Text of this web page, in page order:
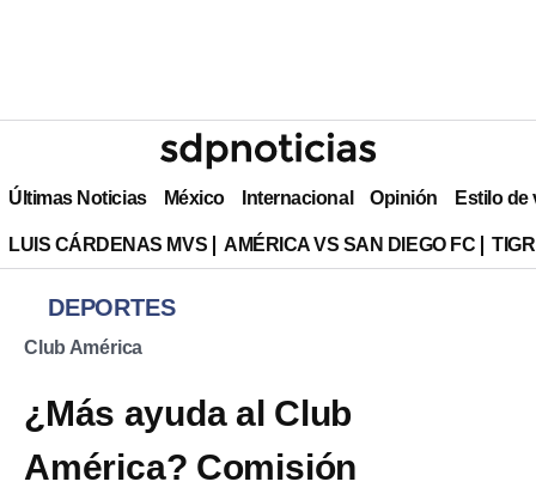
Últimas Noticias México Internacional Opinión Estilo de
LUIS CÁRDENAS MVS AMÉRICA VS SAN DIEGO FC
DEPORTES
Club América
¿Más ayuda al Club
América? Comisión